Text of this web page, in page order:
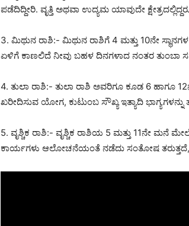
ಪಡೆದಿದ್ದೀರಿ. ವೃತ್ತಿ ಅಥವಾ ಉದ್ಯಮ ಯಾವುದೇ
3. ಮಿಥುನ ರಾಶಿ:- ಮಿಥುನ ರಾಶಿಗೆ 4 ಮತ್ತು 10ನೇ
ಏಳಿಗೆ ಕಾಣಲಿದೆ ನೀವು ಬಹಳ ದಿನಗಳಾದ ನಂತರ ತುಂಬಾ
4. ತುಲಾ ರಾಶಿ:- ತುಲಾ ರಾಶಿ ಅವರಿಗೂ ಕೂಡ 6 ಹಾಗೂ
ಖರೀದಿಸುವ ಯೋಗ, ಕುಟುಂಬ ಸೌಖ್ಯ ಇತ್ಯಾದಿ ಭಾಗ್ಯಗಳನ್ನು
5. ವೃಶ್ಚಿಕ ರಾಶಿ:- ವೃಶ್ಚಿಕ ರಾಶಿಯ 5 ಮತ್ತು 11ನೇ ಮನೆ
ಕಾರ್ಯಗಳು ಆಲೋಚನೆಯಂತೆ ನಡೆದು ಸಂತೋಷ ತರುತ್ತದೆ,